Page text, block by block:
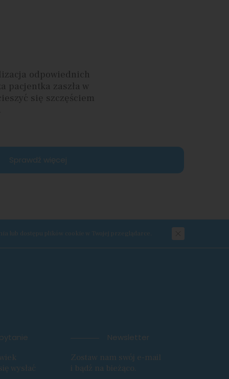
odpowiednich
pacjentka zaszła w
się szczęściem
Sprawdź więcej
lub dostępu plików cookie w Twojej przeglądarce.
wysłać
Newsletter
Zostaw nam swój e-mail
i bądź na bieżąco.